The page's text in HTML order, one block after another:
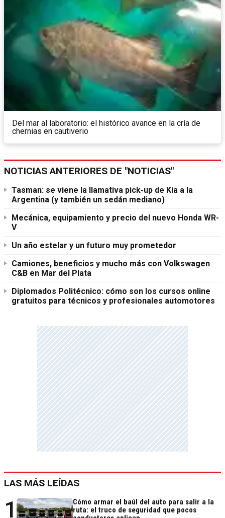
Del mar al laboratorio: el histórico avance en la cría de
chernias en cautiverio
NOTICIAS ANTERIORES DE "NOTICIAS"
Tasman: se viene la llamativa pick-up de Kia a la
Argentina (y también un sedán mediano)
Mecánica, equipamiento y precio del nuevo Honda WR-
V
Un año estelar y un futuro muy prometedor
Camiones, beneficios y mucho más con Volkswagen
C&B en Mar del Plata
Diplomados Politécnico: cómo son los cursos online
gratuitos para técnicos y profesionales automotores
LAS MÁS LEÍDAS
1
Cómo armar el baúl del auto para salir a la
ruta: el truco de seguridad que pocos